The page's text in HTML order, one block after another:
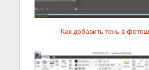
Как добавить тень в